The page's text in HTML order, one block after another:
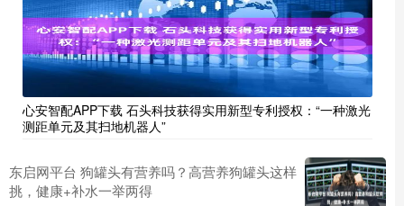
心安智配APP下载 石头科技获得实用新型专利授权：“一种激光
测距单元及其扫地机器人”
东启网平台 狗罐头有营养吗？高营养狗罐头这样
挑，健康+补水一举两得